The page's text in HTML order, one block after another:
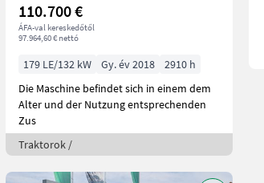
110.700 €
ÁFA-val kereskedőtől
97.964,60 € nettó
179 LE/132 kW Gy. év 2018
2910 h
Die Maschine befindet sich in einem dem
Alter und der Nutzung entsprechenden
Zus
Traktorok /